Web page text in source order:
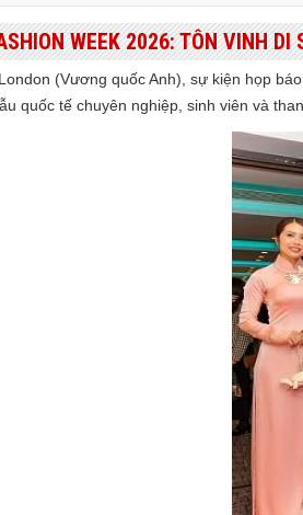
WEEK 2026: TÔN VINH DI
(Vương quốc Anh), sự kiện họp
quốc tế chuyên nghiệp, sinh viên và